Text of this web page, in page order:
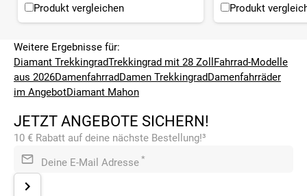
Produkt vergleichen
Produkt
Weitere Ergebnisse für:
Diamant TrekkingradTrekkingrad mit 28 Zoll Fahrrad-Modelle
aus 2026DamenfahrradDamen TrekkingradDamenfahrräder
im AngebotDiamant Mahon
JETZT ANGEBOTE SICHERN!
10 € Rabatt auf deine nächste Bestellung!³
Deine E-Mail Adresse *